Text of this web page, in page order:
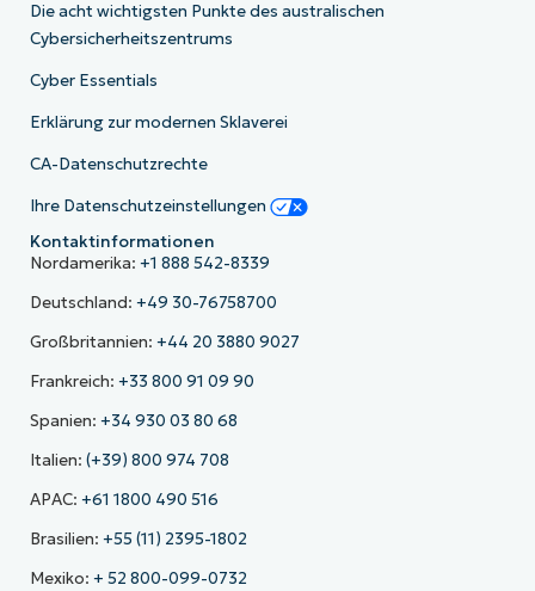
Die acht wichtigsten Punkte des australischen
Cybersicherheitszentrums
Cyber Essentials
Erklärung zur modernen Sklaverei
CA-Datenschutzrechte
Ihre Datenschutzeinstellungen
Kontaktinformationen
Nordamerika: +1 888 542-8339
Deutschland: +49 30-76758700
Großbritannien: +44 20 3880 9027
Frankreich: +33 800 91 09 90
Spanien: +34 930 03 80 68
Italien: (+39) 800 974 708
APAC: +61 1800 490 516
Brasilien: +55 (11) 2395-1802
Mexiko: + 52 800-099-0732